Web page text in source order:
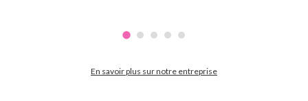
En savoir plus sur notre entreprise